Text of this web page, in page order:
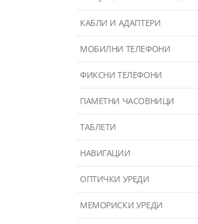
КАБЛИ И АДАПТЕРИ
МОБИЛНИ ТЕЛЕФОНИ
ФИКСНИ ТЕЛЕФОНИ
ПАМЕТНИ ЧАСОВНИЦИ
ТАБЛЕТИ
НАВИГАЦИИ
ОПТИЧКИ УРЕДИ
МЕМОРИСКИ УРЕДИ